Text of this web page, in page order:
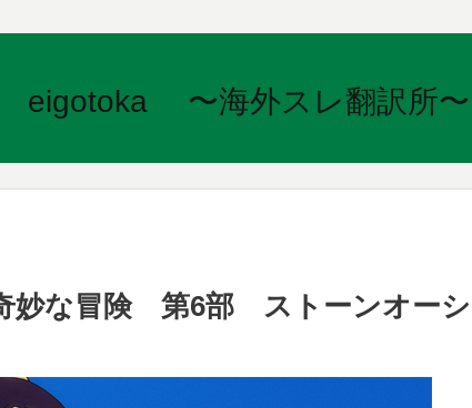
eigotoka 〜海外スレ翻訳所〜
妙な冒険 第6部 ストーンオーシ